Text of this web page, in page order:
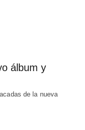
álbum y
de la nueva